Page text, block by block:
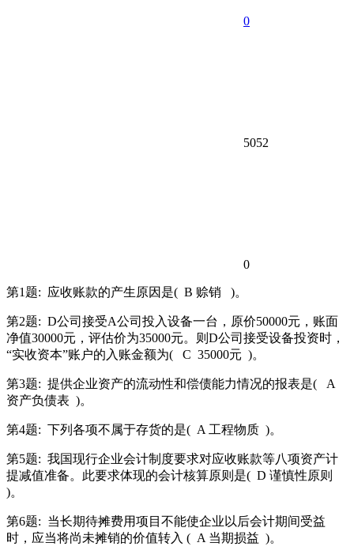
0
5052
0
第1题: 应收账款的产生原因是( B 赊销 )。
第2题: D公司接受A公司投入设备一台，原价50000元，账面
净值30000元，评估价为35000元。则D公司接受设备投资时，
“实收资本”账户的入账金额为(
C 35000元 )。
第3题: 提供企业资产的流动性和偿债能力情况的报表是(
A
资产负债表 )。
第4题: 下列各项不属于存货的是( A 工程物质 )。
第5题: 我国现行企业会计制度要求对应收账款等八项资产计
提减值准备。此要求体现的会计核算原则是( D 谨慎性原则
)。
第6题: 当长期待摊费用项目不能使企业以后会计期间受益
时，应当将尚未摊销的价值转入 ( A 当期损益 )。